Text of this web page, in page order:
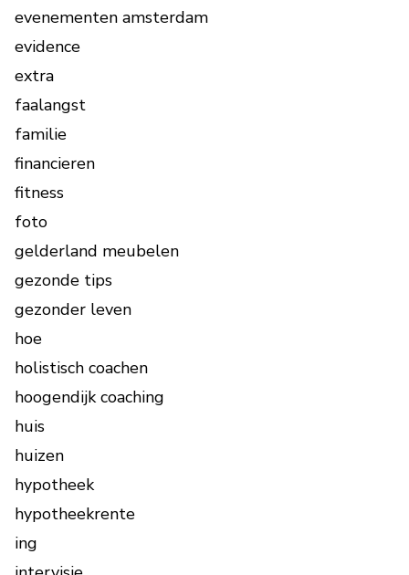
evenementen amsterdam
evidence
extra
faalangst
familie
financieren
fitness
foto
gelderland meubelen
gezonde tips
gezonder leven
hoe
holistisch coachen
hoogendijk coaching
huis
huizen
hypotheek
hypotheekrente
ing